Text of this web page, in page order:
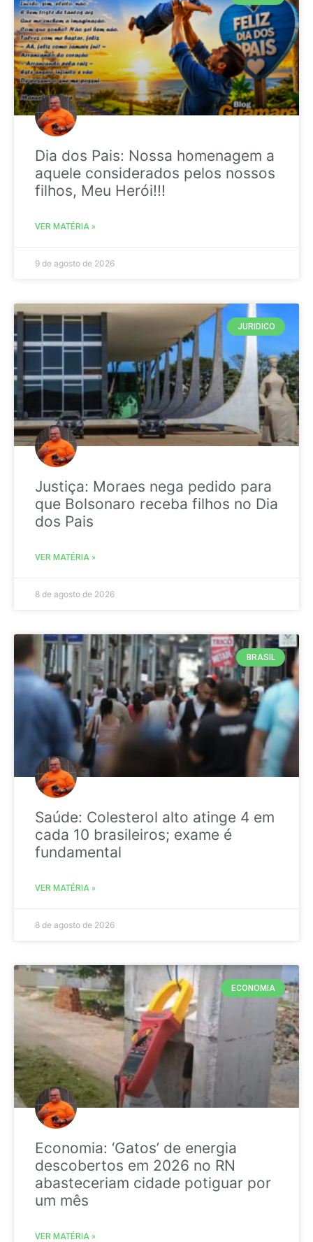
Dia dos Pais: Nossa homenagem a
aquele considerados pelos nossos
filhos, Meu Herói!!!
VER MATÉRIA »
9 de agosto de 2026
JURIDICO
Justiça: Moraes nega pedido para
que Bolsonaro receba filhos no Dia
dos Pais
VER MATÉRIA »
8 de agosto de 2026
BRASIL
Saúde: Colesterol alto atinge 4 em
cada 10 brasileiros; exame é
fundamental
VER MATÉRIA »
8 de agosto de 2026
ECONOMIA
Economia: ‘Gatos’ de energia
descobertos em 2026 no RN
abasteceriam cidade potiguar por
um mês
VER MATÉRIA »